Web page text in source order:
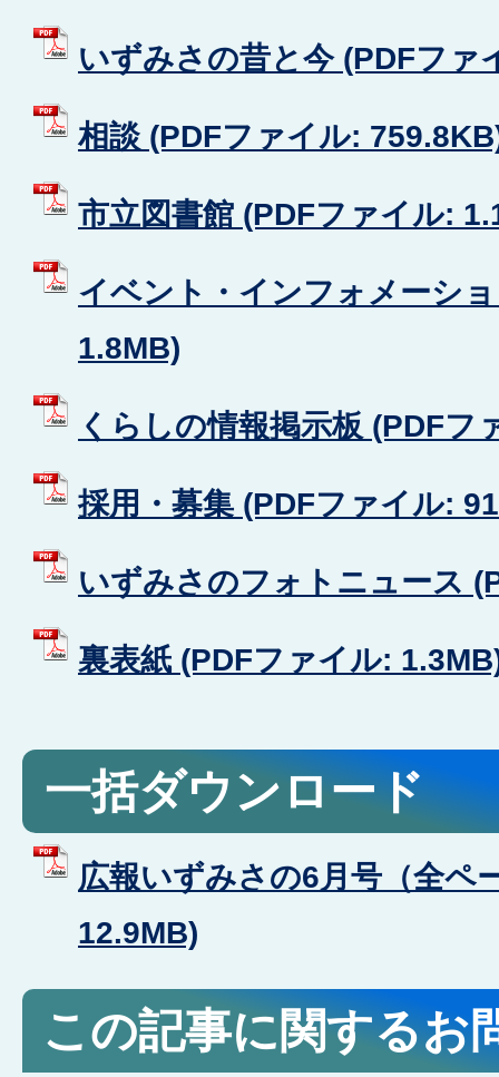
いずみさの昔と今 (PDFファ
相談 (PDFファイル:
市立図書館 (PDFファイル:
イベント・インフォメーシ
1.8MB)
くらしの情報掲示板 (PDFフ
採用・募集 (PDFファイル:
いずみさのフォトニュース
裏表紙 (PDFファイル:
一括ダウンロード
広報いずみさの6月号（全ペ
12.9MB)
この記事に関するお